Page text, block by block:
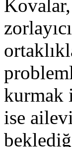
kurmak
ise